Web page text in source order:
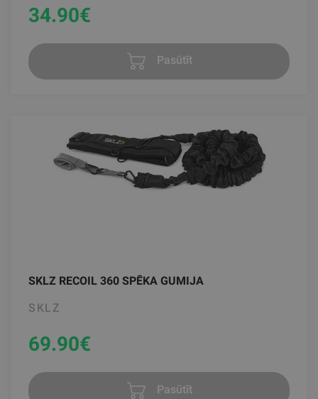
34.90€
Pasūtīt
SKLZ RECOIL 360 SPĒKA GUMIJA
SKLZ
69.90€
Pasūtīt